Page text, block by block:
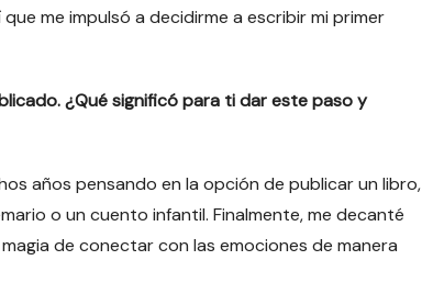
me impulsó a decidirme a escribir mi primer
¿Qué significó para ti dar este paso y
años pensando en la opción de publicar un libro,
o un cuento infantil. Finalmente, me decanté
de conectar con las emociones de manera